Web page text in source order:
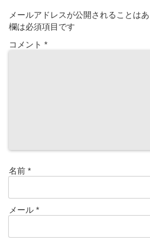
メールアドレスが公開されることはあ
欄は必須項目です
コメント *
名前 *
メール *